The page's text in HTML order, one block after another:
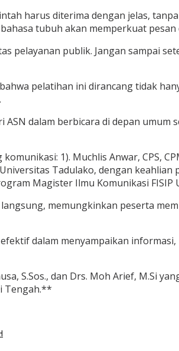
harus diterima dengan jelas,
tubuh akan memperkuat
pelayanan publik. Jangan sampai
bahwa pelatihan ini dirancang tidak
dalam berbicara di depan
1). Muchlis Anwar, CPS,
Tadulako, dengan
Magister Ilmu Komunikasi
memungkinkan peserta
dalam menyampaikan
S.Sos., dan Drs. Moh Arief, M.Si
Tengah.**